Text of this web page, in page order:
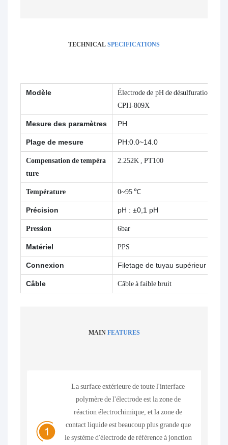
TECHNICAL SPECIFICATIONS
Modèle
Électrode de pH de désulfuration
CPH-809X
Mesure des paramètres PH
Plage de mesure PH:0.0~14.0
Compensation de tempéra
ture
2.252K , PT100
Température 0~95℃
Précision pH : ±0,1 pH
Pression 6bar
Matériel PPS
Connexion Filetage de tuyau supérieur et
Câble Câble à faible bruit
MAIN FEATURES
La surface extérieure de toute l'interface
polymère de l'électrode est la zone de
réaction électrochimique, et la zone de
contact liquide est beaucoup plus grande que
le système d'électrode de référence à jonction